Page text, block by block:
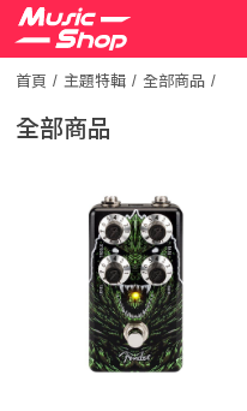
首頁 主題特輯 全部商品
全部商品